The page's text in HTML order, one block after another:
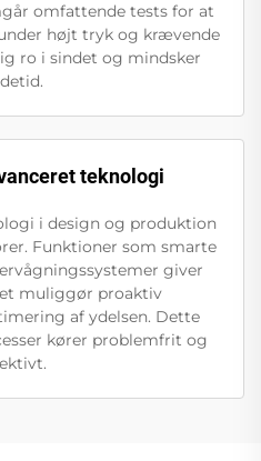
omfattende tests for at
højt tryk og krævende
ro i sindet og mindsker
teknologi
i design og produktion
Funktioner som smarte
giver
muliggør proaktiv
af ydelsen. Dette
kører problemfrit og